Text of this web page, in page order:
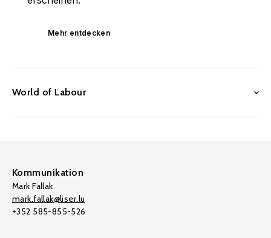
Mehr entdecken
World of Labour
Kommunikation
Mark Fallak
mark.fallak@liser.lu
+352 585-855-526